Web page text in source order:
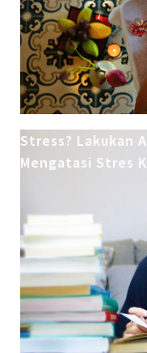
Stress? Lakukan
Mengatasi Stres